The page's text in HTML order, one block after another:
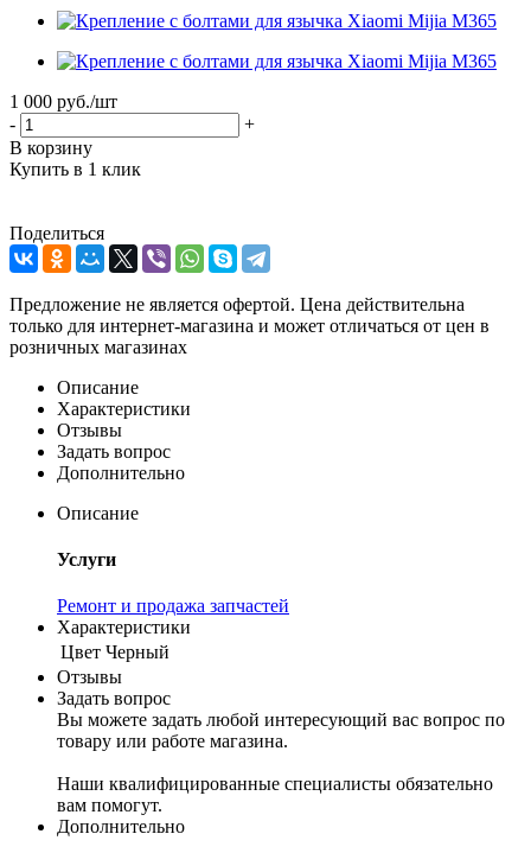
1 000 руб./шт
-
+
В корзину
Купить в 1 клик
Поделиться
Предложение не является офертой. Цена действительна
только для интернет-магазина и может отличаться от цен в
розничных магазинах
Описание
Характеристики
Отзывы
Задать вопрос
Дополнительно
Описание
Услуги
Ремонт и продажа запчастей
Характеристики
Цвет Черный
Отзывы
Задать вопрос
Вы можете задать любой интересующий вас вопрос по
товару или работе магазина.
Наши квалифицированные специалисты обязательно
вам помогут.
Дополнительно